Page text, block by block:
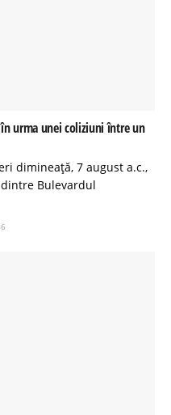
urma unei coliziuni între un
dimineață, 7 august a.c.,
Bulevardul